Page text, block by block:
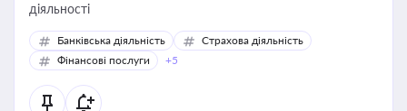
діяльності
Банківська діяльність
Страхова діяльність
Фінансові послуги
+5